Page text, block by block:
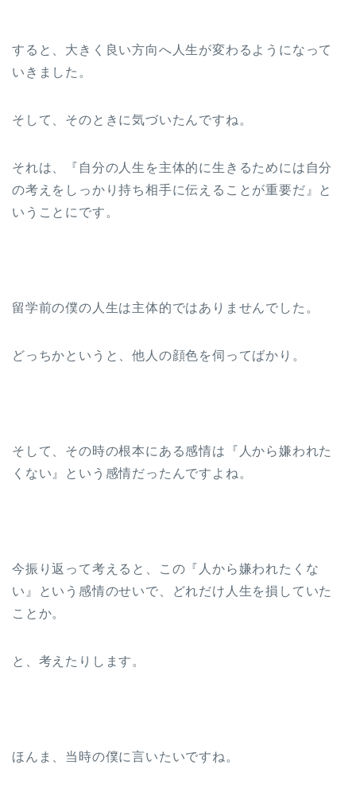
すると、大きく良い方向へ人生が変わるようになって
いきました。
そして、そのときに気づいたんですね。
それは、『自分の人生を主体的に生きるためには自分
の考えをしっかり持ち相手に伝えることが重要だ』と
いうことにです。
留学前の僕の人生は主体的ではありませんでした。
どっちかというと、他人の顔色を伺ってばかり。
そして、その時の根本にある感情は『人から嫌われた
くない』という感情だったんですよね。
今振り返って考えると、この『人から嫌われたくな
い』という感情のせいで、どれだけ人生を損していた
ことか。
と、考えたりします。
ほんま、当時の僕に言いたいですね。